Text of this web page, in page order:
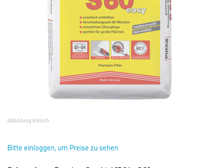
Abbildung ähnlich
Bitte einloggen, um Preise zu sehen